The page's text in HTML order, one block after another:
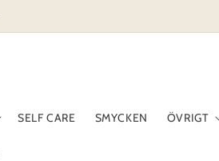
SELF CARE SMYCKEN ÖVRIGT